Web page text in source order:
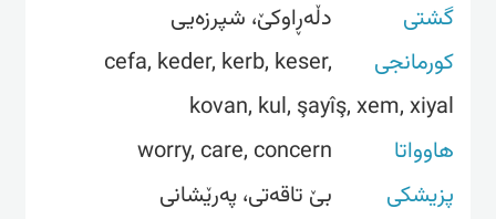
گشتی
دڵەڕاوکێ، شپرزەیی
کورمانجی
cefa, keder, kerb, keser,
kovan, kul, şayîş, xem, xiyal
هاوواتا
worry, care, concern
پزیشکی
بێ تاقەتی، پەرێشانی